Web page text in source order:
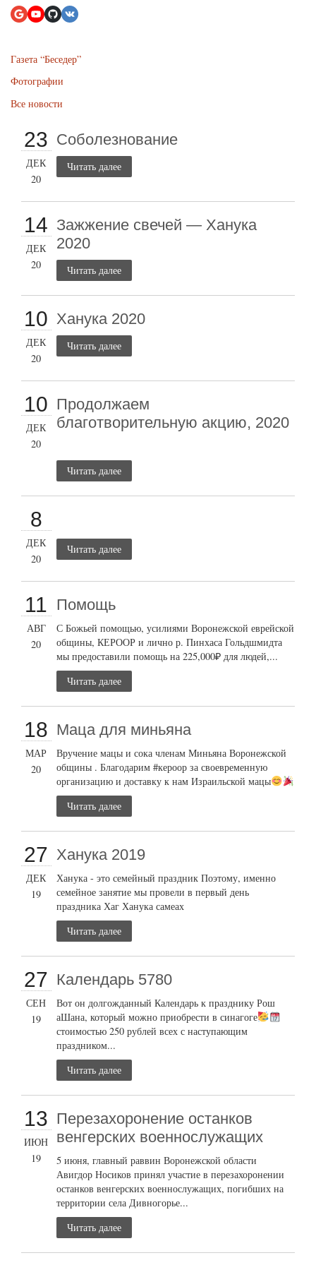
Газета “Беседер”
Фотографии
Все новости
23
ДЕК
20
Соболезнование
Читать далее
14
ДЕК
20
Зажжение свечей — Ханука
2020
Читать далее
10
ДЕК
20
Ханука 2020
Читать далее
10
ДЕК
20
Продолжаем
благотворительную акцию, 2020
Читать далее
8
ДЕК
20
Читать далее
11
АВГ
20
Помощь
С Божьей помощью, усилиями Воронежской еврейской
общины, КЕРООР и лично р. Пинхаса Гольдшмидта
мы предоставили помощь на 225,000₽ для людей,...
Читать далее
18
МАР
20
Маца для миньяна
Вручение мацы и сока членам Миньяна Воронежской
общины . Благодарим #кероор за своевременную
организацию и доставку к нам Израильской мацы
Читать далее
27
ДЕК
19
Ханука 2019
Ханука - это семейный праздник Поэтому, именно
семейное занятие мы провели в первый день
праздника Хаг Ханука самеах
Читать далее
27
СЕН
19
Календарь 5780
Вот он долгожданный Календарь к празднику Рош
аШана, который можно приобрести в синагоге
стоимостью 250 рублей всех с наступающим
праздником...
Читать далее
13
ИЮН
19
Перезахоронение останков
венгерских военнослужащих
5 июня, главный раввин Воронежской области
Авигдор Носиков принял участие в перезахоронении
останков венгерских военнослужащих, погибших на
территории села Дивногорье...
Читать далее